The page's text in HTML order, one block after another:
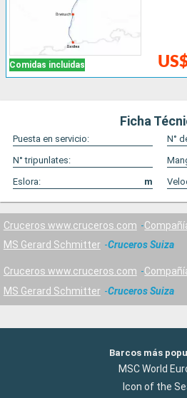
Comidas incluidas
Ficha
Puesta en servicio:
N°
N° tripunlates:
Eslora:
m
Cruceros www.cruceros.com
MS Gerard Schmitter
Cruceros Suiza
Cruceros www.cruceros.com
MS Gerard Schmitter
Cruceros Suiza
Barcos más
MSC World
Icon of the